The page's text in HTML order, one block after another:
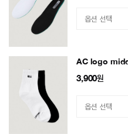
AC logo
3,900원